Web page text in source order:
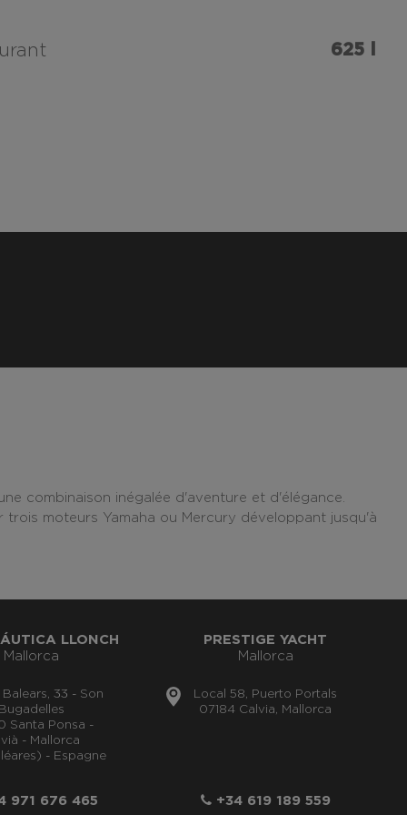
625 l
combinaison inégalée d'aventure et d'élégance.
moteurs Yamaha ou Mercury développant jusqu'à
LLONCH
Mallorca
33 - Son
Bugadelles
Santa Ponsa -
- Mallorca
- Espagne
971 676 465
PRESTIGE YACHT
Mallorca
Local 58, Puerto Portals
07184 Calvia, Mallorca
+34 619 189 559